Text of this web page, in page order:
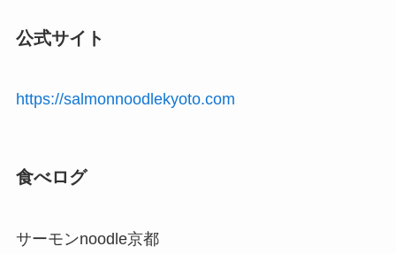
公式サイト
https://salmonnoodlekyoto.com
食べログ
サーモンnoodle京都